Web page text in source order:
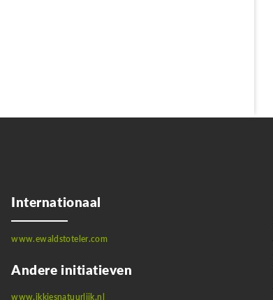
Internationaal
www.ewaldstoteler.com
Andere initiatieven
www.ikkiesnatuurlijk.nl